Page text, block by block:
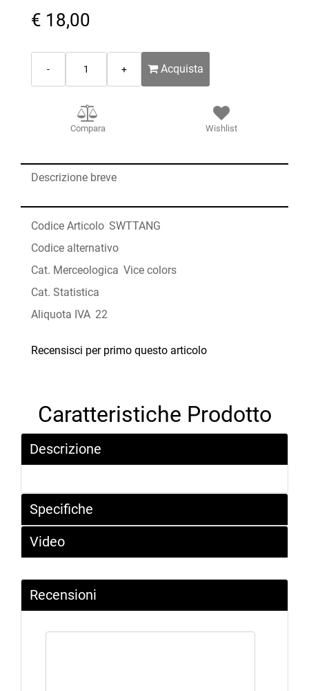
€ 18,00
Acquista
Compara Wishlist
Descrizione breve
Codice Articolo SWTTANG
Codice alternativo
Cat. Merceologica Vice colors
Cat. Statistica
Aliquota IVA 22
Recensisci per primo questo articolo
Caratteristiche Prodotto
Descrizione
Specifiche
Video
Recensioni